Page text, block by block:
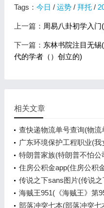
Tags： 今日 / 运势/ 拜托/
上一篇： 周易八卦初学入
下一篇： 东林书院注目无
代的学者（）创立的)
相关文章
查快递物流单号查询(物流
广东环境保护工程职业(
业学院资源
特朗普家族(特朗普不怕
住房公积金app(住房公积
传说之下sans图片(传说
模式)
海贼王951(《海贼王》第
部落冲突七本(部落冲突七